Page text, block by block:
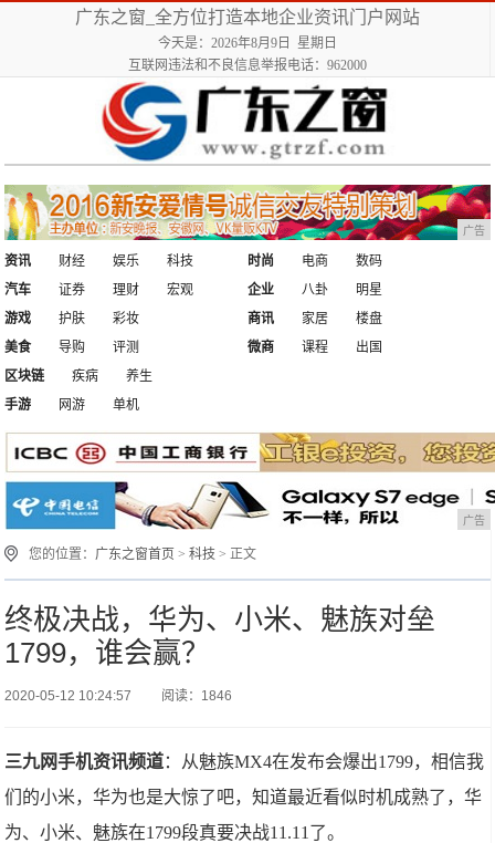
广东之窗_全方位打造本地企业资讯门户网站
今天是：2026年8月9日 星期日
互联网违法和不良信息举报电话：962000
广告
资讯 财经 娱乐
科技
汽车
证券 理财 宏观
时尚 电商
数码
企业
八卦
明星
游戏
护肤
彩妆
美食
导购 评测
商讯 家居
楼盘
微商
课程
出国
区块链
疾病
养生
手游
网游 单机
广告
您的位置： 广东之窗首页 >科技 > 正文
终极决战，华为、小米、魅族对垒
1799，谁会赢？
2020-05-12 10:24:57 阅读：1846
三九网手机资讯频道：从魅族MX4在发布会爆出1799，相信我
们的小米，华为也是大惊了吧，知道最近看似时机成熟了，华
为、小米、魅族在1799段真要决战11.11了。